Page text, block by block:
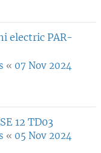
electric PAR-
« 07 Nov 2024
12 TD03
« 05 Nov 2024